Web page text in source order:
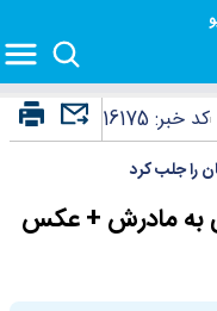
کد خبر:16175
را جلب کرد
به مادرش + عکس